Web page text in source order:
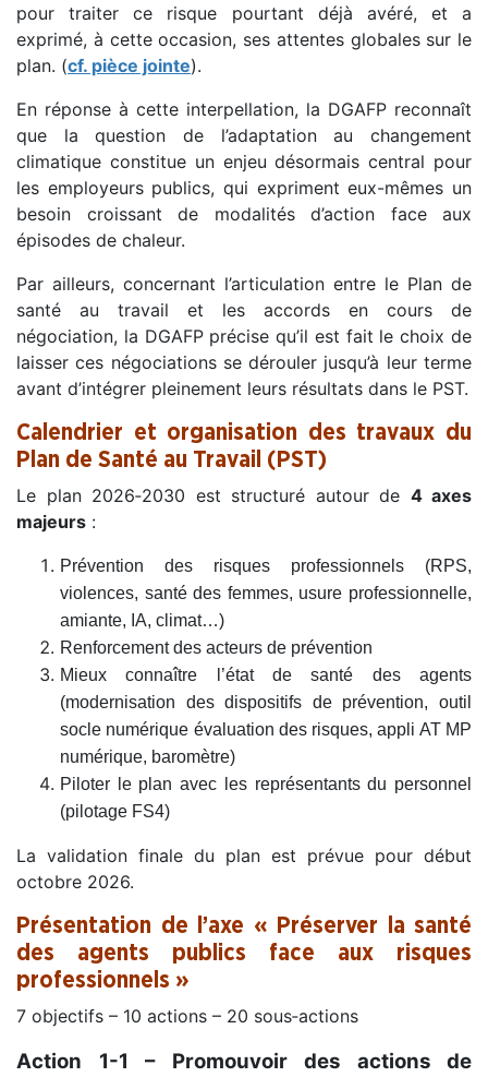
pour traiter ce risque pourtant déjà avéré, et a
exprimé, à cette occasion, ses attentes globales sur le
plan. (cf. pièce jointe).
En réponse à cette interpellation, la DGAFP reconnaît
que la question de l’adaptation au changement
climatique constitue un enjeu désormais central pour
les employeurs publics, qui expriment eux-mêmes un
besoin croissant de modalités d’action face aux
épisodes de chaleur.
Par ailleurs, concernant l’articulation entre le Plan de
santé au travail et les accords en cours de
négociation, la DGAFP précise qu’il est fait le choix de
laisser ces négociations se dérouler jusqu’à leur terme
avant d’intégrer pleinement leurs résultats dans le PST.
Calendrier et organisation des travaux du
Plan de Santé au Travail (PST)
Le plan 2026‑2030 est structuré autour de 4 axes
majeurs :
Prévention des risques professionnels (RPS,
violences, santé des femmes, usure professionnelle,
amiante, IA, climat…)
Renforcement des acteurs de prévention
Mieux connaître l’état de santé des agents
(modernisation des dispositifs de prévention, outil
socle numérique évaluation des risques, appli AT MP
numérique, baromètre)
Piloter le plan avec les représentants du personnel
(pilotage FS4)
La validation finale du plan est prévue pour début
octobre 2026.
Présentation de l’axe « Préserver la santé
des agents publics face aux risques
professionnels »
7 objectifs – 10 actions – 20 sous‑actions
Action 1-1 – Promouvoir des actions de